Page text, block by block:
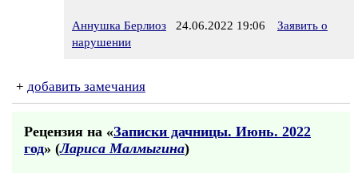
Аннушка Берлиоз 24.06.2022 19:06
Заявить о
нарушении
+ добавить замечания
Рецензия на «Записки дачницы. Июнь. 2022
год» (Лариса Малмыгина)